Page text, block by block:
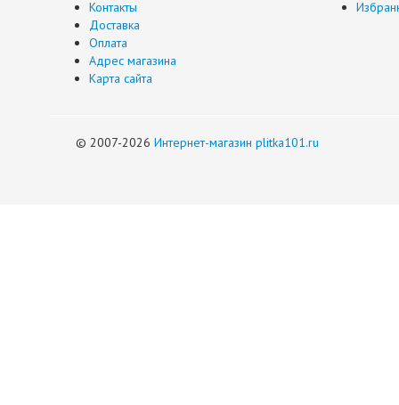
Контакты
Доставка
Оплата
Адрес магазина
Карта сайта
© 2007-2026 Интернет-магазин plitka101.ru